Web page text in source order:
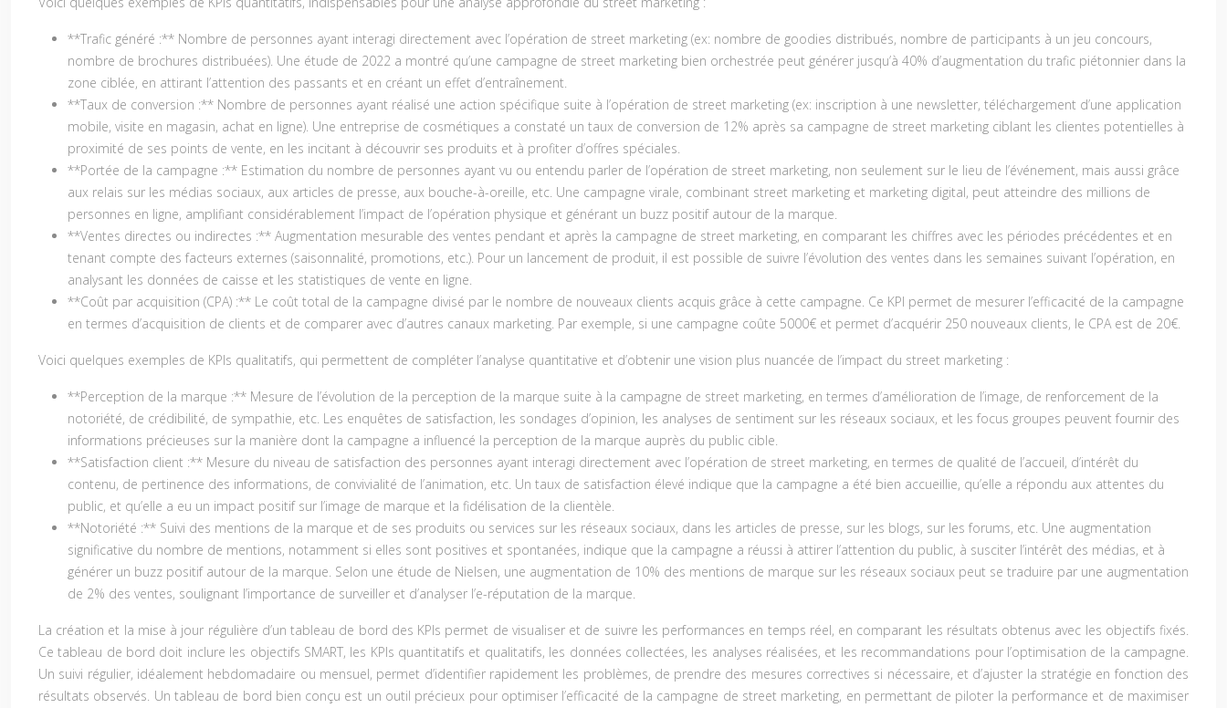
**Trafic généré :** Nombre de personnes ayant interagi directement avec l’opération de street marketing (ex: nombre de goodies distribués, nombre de participants à un jeu concours,
nombre de brochures distribuées). Une étude de 2022 a montré qu’une campagne de street marketing bien orchestrée peut générer jusqu’à 40% d’augmentation du trafic piétonnier dans la
zone ciblée, en attirant l’attention des passants et en créant un effet d’entraînement.
**Taux de conversion :** Nombre de personnes ayant réalisé une action spécifique suite à l’opération de street marketing (ex: inscription à une newsletter, téléchargement d’une application
mobile, visite en magasin, achat en ligne). Une entreprise de cosmétiques a constaté un taux de conversion de 12% après sa campagne de street marketing ciblant les clientes potentielles à
proximité de ses points de vente, en les incitant à découvrir ses produits et à profiter d’offres spéciales.
**Portée de la campagne :** Estimation du nombre de personnes ayant vu ou entendu parler de l’opération de street marketing, non seulement sur le lieu de l’événement, mais aussi grâce
aux relais sur les médias sociaux, aux articles de presse, aux bouche-à-oreille, etc. Une campagne virale, combinant street marketing et marketing digital, peut atteindre des millions de
personnes en ligne, amplifiant considérablement l’impact de l’opération physique et générant un buzz positif autour de la marque.
**Ventes directes ou indirectes :** Augmentation mesurable des ventes pendant et après la campagne de street marketing, en comparant les chiffres avec les périodes précédentes et en
tenant compte des facteurs externes (saisonnalité, promotions, etc.). Pour un lancement de produit, il est possible de suivre l’évolution des ventes dans les semaines suivant l’opération, en
analysant les données de caisse et les statistiques de vente en ligne.
**Coût par acquisition (CPA) :** Le coût total de la campagne divisé par le nombre de nouveaux clients acquis grâce à cette campagne. Ce KPI permet de mesurer l’efficacité de la campagne
en termes d’acquisition de clients et de comparer avec d’autres canaux marketing. Par exemple, si une campagne coûte 5000€ et permet d’acquérir 250 nouveaux clients, le CPA est de 20€.
Voici quelques exemples de KPIs qualitatifs, qui permettent de compléter l’analyse quantitative et d’obtenir une vision plus nuancée de l’impact du street marketing :
**Perception de la marque :** Mesure de l’évolution de la perception de la marque suite à la campagne de street marketing, en termes d’amélioration de l’image, de renforcement de la
notoriété, de crédibilité, de sympathie, etc. Les enquêtes de satisfaction, les sondages d’opinion, les analyses de sentiment sur les réseaux sociaux, et les focus groupes peuvent fournir des
informations précieuses sur la manière dont la campagne a influencé la perception de la marque auprès du public cible.
**Satisfaction client :** Mesure du niveau de satisfaction des personnes ayant interagi directement avec l’opération de street marketing, en termes de qualité de l’accueil, d’intérêt du
contenu, de pertinence des informations, de convivialité de l’animation, etc. Un taux de satisfaction élevé indique que la campagne a été bien accueillie, qu’elle a répondu aux attentes du
public, et qu’elle a eu un impact positif sur l’image de marque et la fidélisation de la clientèle.
**Notoriété :** Suivi des mentions de la marque et de ses produits ou services sur les réseaux sociaux, dans les articles de presse, sur les blogs, sur les forums, etc. Une augmentation
significative du nombre de mentions, notamment si elles sont positives et spontanées, indique que la campagne a réussi à attirer l’attention du public, à susciter l’intérêt des médias, et à
générer un buzz positif autour de la marque. Selon une étude de Nielsen, une augmentation de 10% des mentions de marque sur les réseaux sociaux peut se traduire par une augmentation
de 2% des ventes, soulignant l’importance de surveiller et d’analyser l’e-réputation de la marque.
La création et la mise à jour régulière d’un tableau de bord des KPIs permet de visualiser et de suivre les performances en temps réel, en comparant les résultats obtenus avec les objectifs fixés.
Ce tableau de bord doit inclure les objectifs SMART, les KPIs quantitatifs et qualitatifs, les données collectées, les analyses réalisées, et les recommandations pour l’optimisation de la campagne.
Un suivi régulier, idéalement hebdomadaire ou mensuel, permet d’identifier rapidement les problèmes, de prendre des mesures correctives si nécessaire, et d’ajuster la stratégie en fonction des
résultats observés. Un tableau de bord bien conçu est un outil précieux pour optimiser l’efficacité de la campagne de street marketing, en permettant de piloter la performance et de maximiser